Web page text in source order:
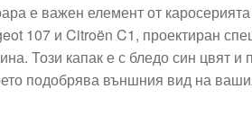
е важен елемент от
107 и Citroën C1, проектиран
Този капак е с бледо син цвят и
подобрява външния вид на